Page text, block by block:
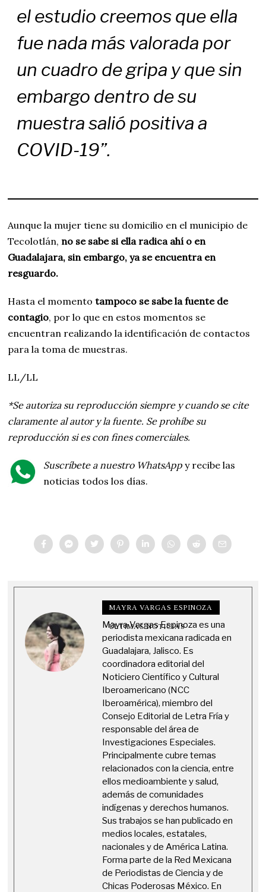
el estudio creemos que ella
fue nada más valorada por
un cuadro de gripa y que sin
embargo dentro de su
muestra salió positiva a
COVID-19”.
Aunque la mujer tiene su domicilio en el municipio de
Tecolotlán, no se sabe si ella radica ahí o en
Guadalajara, sin embargo, ya se encuentra en
resguardo.
Hasta el momentotampoco se sabe la fuente de
contagio, por lo que en estos momentos se
encuentran realizando la identificación de contactos
para la toma de muestras.
LL/LL
*Se autoriza su reproducción siempre y cuando se cite
claramente al autor y la fuente. Se prohíbe su
reproducción si es con fines comerciales.
Suscríbete a nuestro WhatsApp y recibe las
noticias todos los días.
MAYRA VARGAS ESPINOZA
ÚLTIMAS NOTICIAS
Mayra Vargas Espinoza es una
periodista mexicana radicada en
Guadalajara, Jalisco. Es
coordinadora editorial del
Noticiero Científico y Cultural
Iberoamericano (NCC
Iberoamérica), miembro del
Consejo Editorial de Letra Fría y
responsable del área de
Investigaciones Especiales.
Principalmente cubre temas
relacionados con la ciencia, entre
ellos medioambiente y salud,
además de comunidades
indígenas y derechos humanos.
Sus trabajos se han publicado en
medios locales, estatales,
nacionales y de América Latina.
Forma parte de la Red Mexicana
de Periodistas de Ciencia y de
Chicas Poderosas México. En